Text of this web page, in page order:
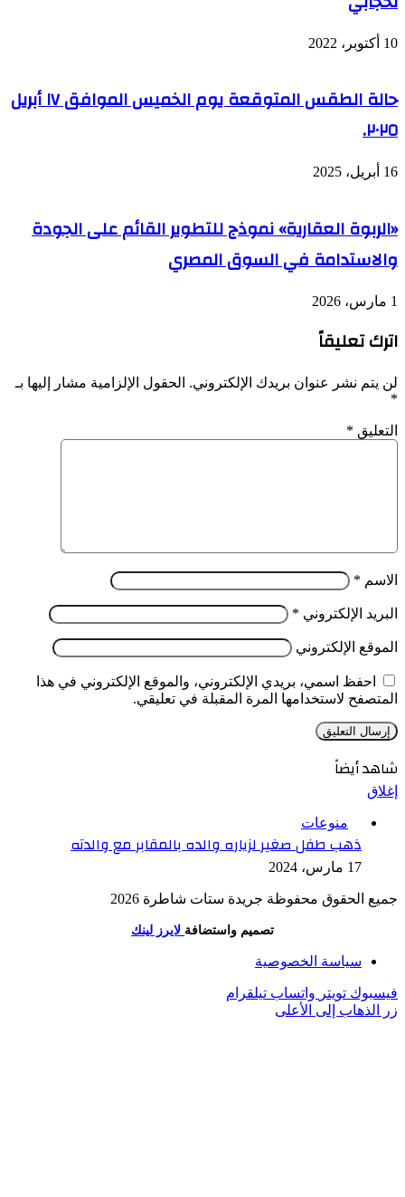
10 أكتوبر، 2022
حالة الطقس المتوقعة يوم الخميس الموافق ١٧ أبريل
٢٠٢٥.
16 أبريل، 2025
«الربوة العقارية» نموذج للتطوير القائم على الجودة
والاستدامة في السوق المصري
1 مارس، 2026
اترك تعليقاً
لن يتم نشر عنوان بريدك الإلكتروني. الحقول الإلزامية مشار إليها بـ
*
التعليق *
الاسم *
البريد الإلكتروني *
الموقع الإلكتروني
احفظ اسمي، بريدي الإلكتروني، والموقع الإلكتروني في هذا
المتصفح لاستخدامها المرة المقبلة في تعليقي.
شاهد أيضاً
إغلاق
منوعات
ذهب طفل صغير لزياره والده بالمقابر مع والدته
17 مارس، 2024
جميع الحقوق محفوظة جريدة ستات شاطرة 2026
تصميم واستضافة لايرز لينك
سياسة الخصوصية
فيسبوك تويتر واتساب تيلقرام
زر الذهاب إلى الأعلى